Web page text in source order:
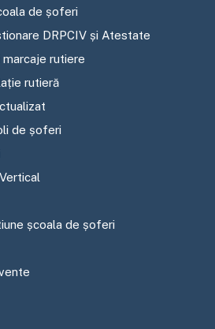
de șoferi
DRPCIV și Atestate
rutiere
rutieră
de șoferi
școala de șoferi